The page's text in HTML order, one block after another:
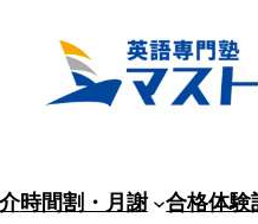
時間割・月謝 合格体験